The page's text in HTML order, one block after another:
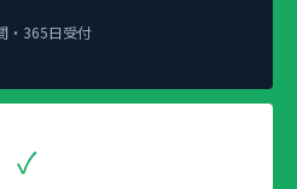
・365日受付
✓